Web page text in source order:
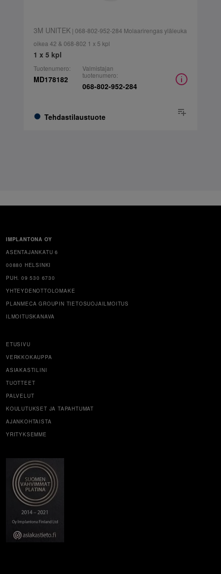
3M UNITEK| 068-802-952-284 Molaarirengas yläleuka
oikea 42 & 068-802 1 x 5 kpl
1 x 5 kpl
Tuotenumero:
MD178182
Tehdastilaustuote
Valmistajan
tuotenumero:
068-802-952-284
IMPLANTONA OY
ASENTAJANKATU 6
00880 HELSINKI
PUH. 09 530 6730
YHTEYDENOTTOLOMAKE
PLANMECA GROUPIN TIETOSUOJAILMOITUS
ILMOITUSKANAVA
ETUSIVU
VERKKOKAUPPA
ASIAKASTILINI
TUOTTEET
PALVELUT
KOULUTUKSET JA TAPAHTUMAT
AJANKOHTAISTA
YRITYKSEMME